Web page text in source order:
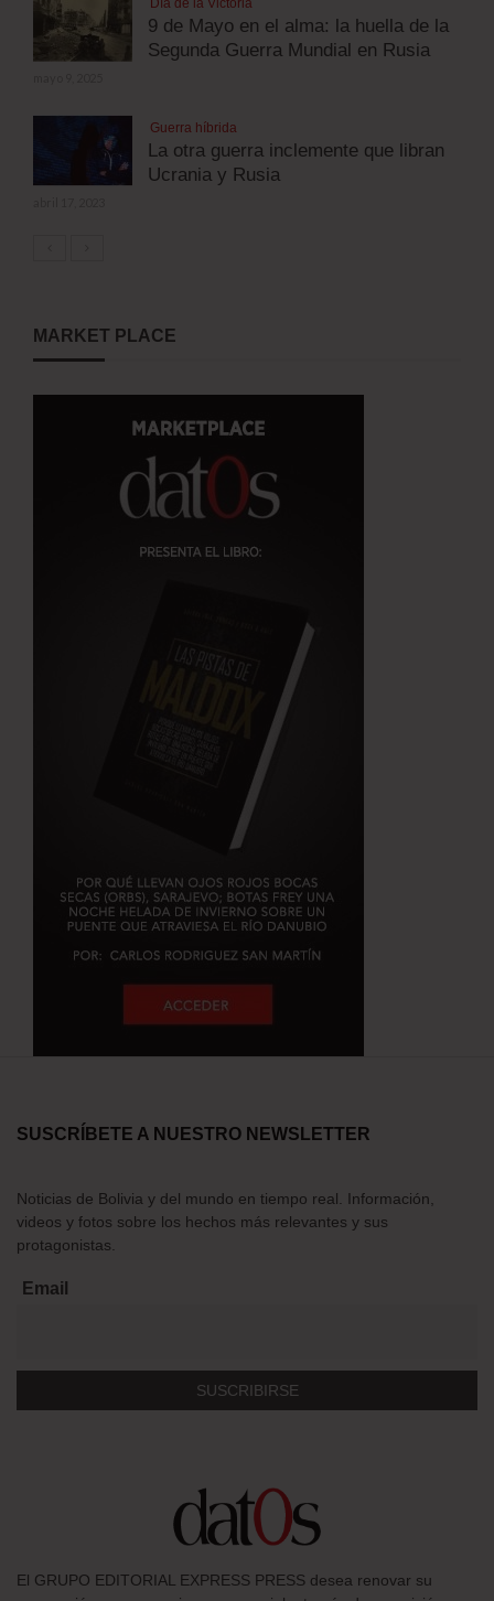
9 de Mayo en el alma: la huella de la
Segunda Guerra Mundial en Rusia
Guerra híbrida
La otra guerra inclemente que libran
Ucrania y Rusia
MARKET PLACE
SUSCRÍBETE A NUESTRO NEWSLETTER
Noticias de Bolivia y del mundo en tiempo real. Información,
videos y fotos sobre los hechos más relevantes y sus
protagonistas.
Email
El GRUPO EDITORIAL EXPRESS PRESS desea renovar su